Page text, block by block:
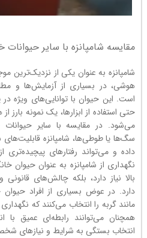
مقایسه شامپانزه با سایر
شامپانزه به عنوان یکی از نزدیک‌ترین
هوشی، در بسیاری از آزمایش‌ها و
است. این حیوان با توانایی‌های ویژه
حتی استفاده از ابزارها، یک نمونه
می‌شود. در مقایسه با سایر حیوانات
سگ‌ها یا طوطی‌ها، شامپانزه
داده و می‌تواند رفتارهای پیچیده‌تری
نگهداری از شامپانزه به عنوان حیوان
بالا نیاز دارد، بلکه چالش‌های
دارد. در عوض بسیاری از افراد
مانند گربه را انتخاب می‌کنند که
همچنان می‌توانند رابطه‌ای عمیق با
انتخاب بستگی به شرایط و نیازهای